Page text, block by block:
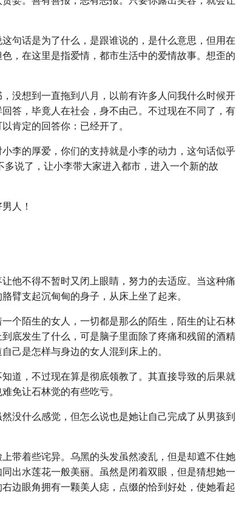
句话是为了什么，是跟谁说的，是什么意思，但用在
，在这里是指爱情，都市生活中的爱情故事。想歪的
没想到一直拖到八月，以前有许多人问我什么时候开
答，毕竟人在社会，身不由己。不过现在不同了，有
肯定的回答你：已经开了。
李的厚爱，你们的支持就是小李的动力，这句话似乎
说了，让小李带大家进入都市，进入一个新的故
人！
他不得不暂时又闭上眼睛，努力的去适应。当这种痛
臂支起沉甸甸的身子，从床上坐了起来。
个陌生的女人，一切都是那么的陌生，陌生的让石林
底发生了什么，可是脑子里面除了疼痛和残留的酒精
己是怎样与身边的女人混到床上的。
道，不过现在算是彻底领教了。其直接导致的后果就
免让石林觉的有些吃亏。
没什么感觉，但怎么说也是她让自己完成了从男孩到
带着些诧异。乌黑的头发虽然凌乱，但是却遮不住她
出水莲花一般美丽。虽然是闭着双眼，但是猜想她一
边眼角拥有一颗美人痣，点缀的恰到好处，使她看起